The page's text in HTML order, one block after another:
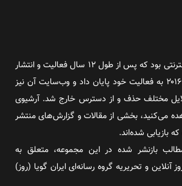
روز آنلاین روزنامه‌ای اینترنتی بود که پس از طول ۱۲ سال فعالیت و انتشار
۲۵۰۰ شماره، در سال ۲۰۱۶ به فعالیت خود پایان داد و وب‌سایت آن نیز
مختلف حذف و از دسترس خارج شد. آرشیوی
می‌کنید، بخشی از مقالات و گزارش‌های منتشر
بازیابی شده‌اند.
بازنشر شده در این مجموعه، متعلق به
و تحریریه گروه رسانه‌ای ایران گویا (روز)